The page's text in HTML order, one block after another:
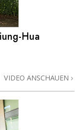
Hua
VIDEO ANSCHAUEN